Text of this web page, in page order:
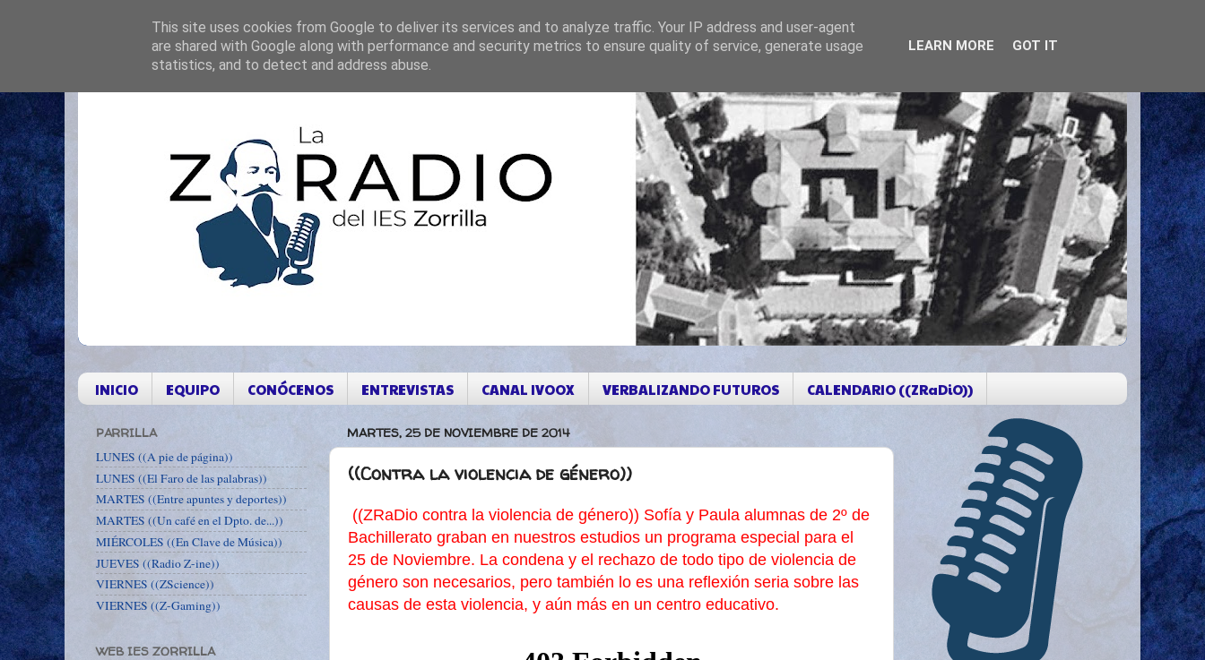
INICIO EQUIPO CONÓCENOS ENTREVISTAS CANAL IVOOX VERBALIZANDO FUTUROS CALENDARIO ((ZRaDiO))
MARTES, 25 DE NOVIEMBRE DE 2014
((Contra la violencia de género))
((ZRaDio contra la violencia de género)) Sofía y Paula alumnas de 2º de
Bachillerato graban en nuestros estudios un programa especial para el
25 de Noviembre. La condena y el rechazo de todo tipo de violencia de
género son necesarios, pero también lo es una reflexión seria sobre las
causas de esta violencia, y aún más en un centro educativo.
PARRILLA
LUNES ((A pie de página))
LUNES ((El Faro de las palabras))
MARTES ((Entre apuntes y deportes))
MARTES ((Un café en el Dpto. de...))
MIÉRCOLES ((En Clave de Música))
JUEVES ((Radio Z-ine))
VIERNES ((ZScience))
VIERNES ((Z-Gaming))
WEB IES ZORRILLA
This site uses cookies from Google to deliver its services and to analyze traffic. Your IP address and user-agent
are shared with Google along with performance and security metrics to ensure quality of service, generate usage
statistics, and to detect and address abuse.
LEARN MORE GOT IT